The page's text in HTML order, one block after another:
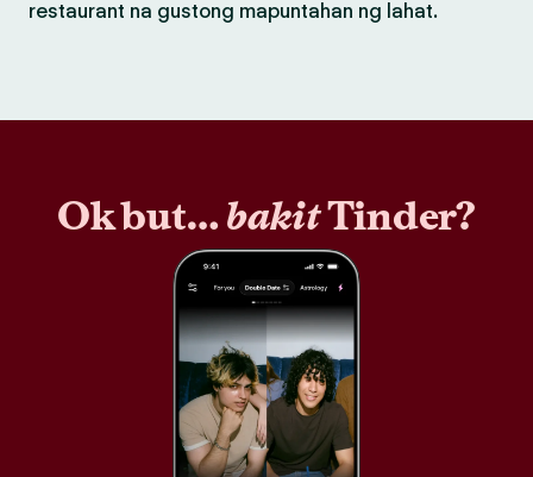
restaurant na gustong mapuntahan ng lahat.
Ok but…bakitTinder?